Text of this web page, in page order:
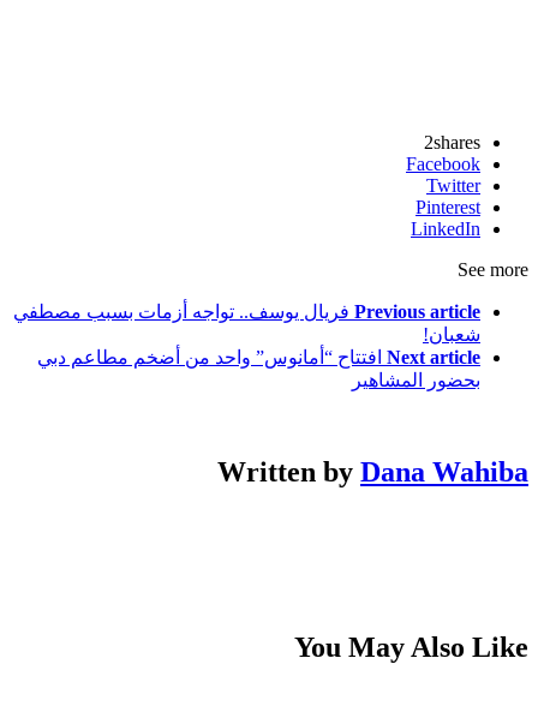
2shares
Facebook
Twitter
Pinterest
LinkedIn
See more
Previous article فريال يوسف.. تواجه أزمات بسبب مصطفي
شعبان!
Next article افتتاح “أمانوس” واحد من أضخم مطاعم دبي
بحضور المشاهير
Written by Dana Wahiba
You May Also Like